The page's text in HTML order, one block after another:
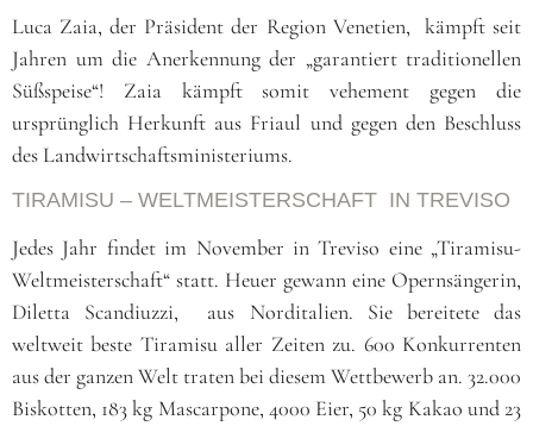
Luca Zaia, der Präsident der Region Venetien, kämpft seit
Jahren um die Anerkennung der „garantiert traditionellen
Süßspeise“! Zaia kämpft somit vehement gegen die
ursprünglich Herkunft aus Friaul und gegen den Beschluss
des Landwirtschaftsministeriums.
TIRAMISU – WELTMEISTERSCHAFT IN TREVISO
Jedes Jahr findet im November in Treviso eine „Tiramisu-
Weltmeisterschaft“ statt. Heuer gewann eine Opernsängerin,
Diletta Scandiuzzi, aus Norditalien. Sie bereitete das
weltweit beste Tiramisu aller Zeiten zu. 600 Konkurrenten
aus der ganzen Welt traten bei diesem Wettbewerb an. 32.000
Biskotten, 183 kg Mascarpone, 4000 Eier, 50 kg Kakao und 23